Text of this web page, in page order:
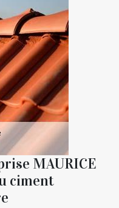
MAURICE
ciment